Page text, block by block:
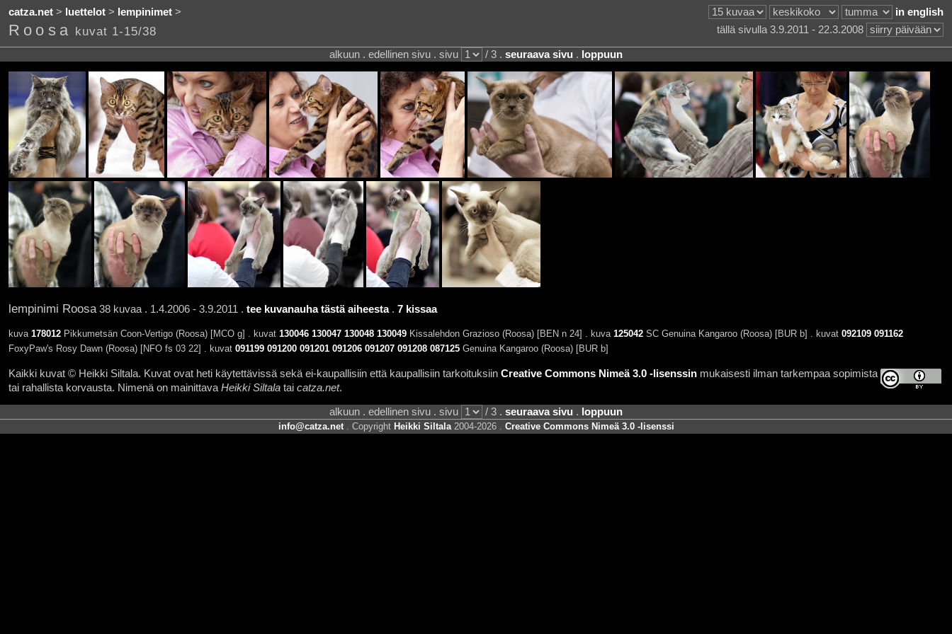
catza.net> luettelot> lempinimet> in english
Roosa kuvat 1-15/38 tällä sivulla 3.9.2011 - 22.3.2008
alkuun . edellinen sivu . sivu / 3 . seuraava sivu . loppuun
lempinimi Roosa38 kuvaa . 1.4.2006 - 3.9.2011 . tee kuvanauha tästä aiheesta. 7 kissaa
kuva 178012Pikkumetsän Coon-Vertigo (Roosa) [MCO g] . kuvat 130046 130047 130048 130049Kissalehdon Grazioso (Roosa) [BEN n 24] . kuva 125042SC Genuina Kangaroo (Roosa) [BUR b] . kuvat 092109 091162
FoxyPaw's Rosy Dawn (Roosa) [NFO fs 03 22] . kuvat 091199 091200 091201 091206 091207 091208 087125Genuina Kangaroo (Roosa) [BUR b]
Kaikki kuvat © Heikki Siltala. Kuvat ovat heti käytettävissä sekä ei-kaupallisiin että kaupallisiin tarkoituksiin Creative Commons Nimeä 3.0 -lisenssinmukaisesti ilman tarkempaa sopimista
tai rahallista korvausta. Nimenä on mainittava Heikki Siltalatai catza.net.
alkuun . edellinen sivu . sivu / 3 . seuraava sivu . loppuun
info@catza.net. Copyright Heikki Siltala2004-2026 . Creative Commons Nimeä 3.0 -lisenssi